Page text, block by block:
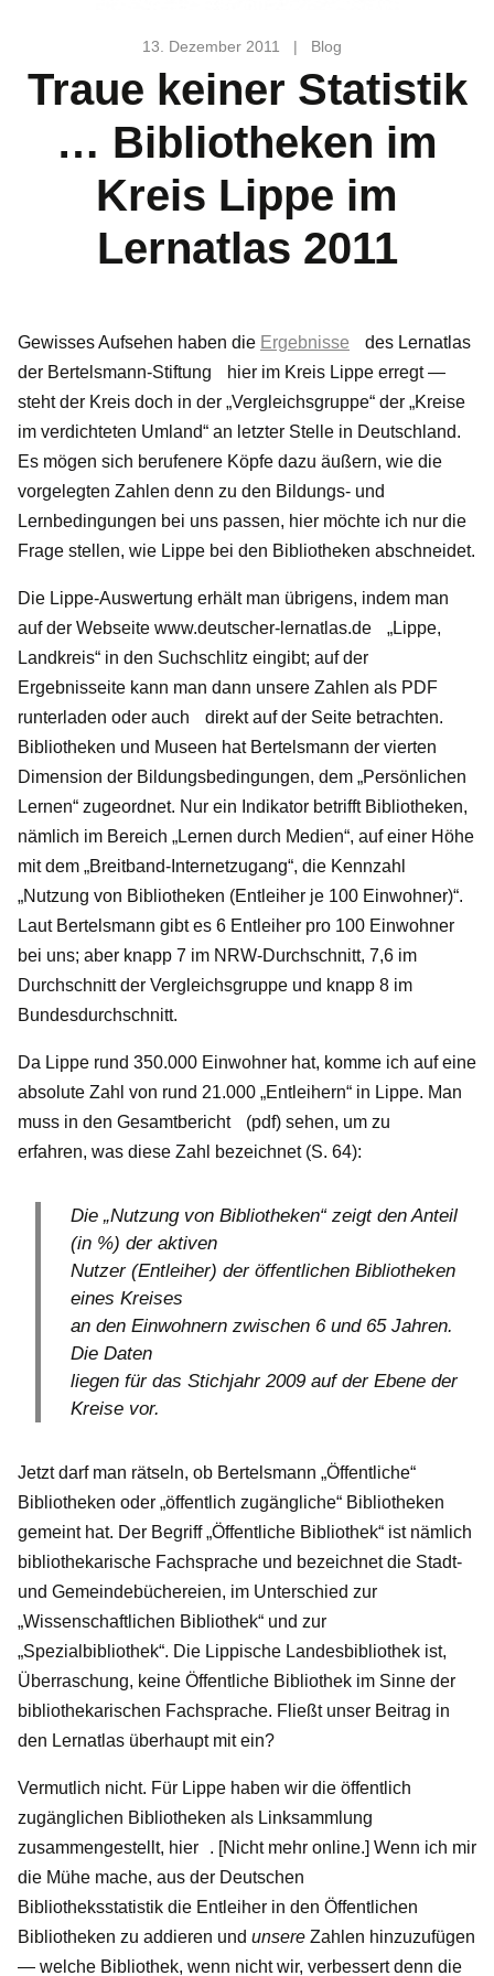
13. Dezember 2011 | Blog
Traue keiner Statistik
… Bibliotheken im
Kreis Lippe im
Lernatlas 2011
Gewisses Aufsehen haben die Ergebnisse desLernatlas
der Bertelsmann-Stiftung
hier im Kreis Lippe erregt —
steht der Kreis doch in der „Vergleichsgruppe“ der „Kreise
im verdichteten Umland“ an letzter Stelle in Deutschland.
Es mögen sich berufenere Köpfe dazu äußern, wie die
vorgelegten Zahlen denn zu den Bildungs- und
Lernbedingungen bei uns passen, hier möchte ich nur die
Frage stellen, wie Lippe bei den Bibliotheken abschneidet.
Die Lippe-Auswertung erhält man übrigens, indem man
auf der Webseite www.deutscher-lernatlas.de
„Lippe,
Landkreis“ in den Suchschlitz eingibt; auf der
Ergebnisseite kann man dann unsere Zahlen als PDF
runterladen oder auch
direkt auf der Seite betrachten.
Bibliotheken und Museen hat Bertelsmann der vierten
Dimension der Bildungsbedingungen, dem „Persönlichen
Lernen“ zugeordnet. Nur ein Indikator betrifft Bibliotheken,
nämlich im Bereich „Lernen durch Medien“, auf einer Höhe
mit dem „Breitband-Internetzugang“, die Kennzahl
„Nutzung von Bibliotheken (Entleiher je 100 Einwohner)“.
Laut Bertelsmann gibt es 6 Entleiher pro 100 Einwohner
bei uns; aber knapp 7 im NRW-Durchschnitt, 7,6 im
Durchschnitt der Vergleichsgruppe und knapp 8 im
Bundesdurchschnitt.
Da Lippe rund 350.000 Einwohner hat, komme ich auf eine
absolute Zahl von rund 21.000 „Entleihern“ in Lippe. Man
muss in den Gesamtbericht
(pdf) sehen, um zu
erfahren, was diese Zahl bezeichnet (S. 64):
Die „Nutzung von Bibliotheken“ zeigt den Anteil
(in %) der aktiven
Nutzer (Entleiher) der öffentlichen Bibliotheken
eines Kreises
an den Einwohnern zwischen 6 und 65 Jahren.
Die Daten
liegen für das Stichjahr 2009 auf der Ebene der
Kreise vor.
Jetzt darf man rätseln, ob Bertelsmann „Öffentliche“
Bibliotheken oder „öffentlich zugängliche“ Bibliotheken
gemeint hat. Der Begriff „Öffentliche Bibliothek“ ist nämlich
bibliothekarische Fachsprache und bezeichnet die Stadt-
und Gemeindebüchereien, im Unterschied zur
„Wissenschaftlichen Bibliothek“ und zur
„Spezialbibliothek“. Die Lippische Landesbibliothek ist,
Überraschung, keine Öffentliche Bibliothek im Sinne der
bibliothekarischen Fachsprache. Fließt unser Beitrag in
den Lernatlas überhaupt mit ein?
Vermutlich nicht. Für Lippe haben wir die öffentlich
zugänglichen Bibliotheken als Linksammlung
zusammengestellt, hier
. [Nicht mehr online.] Wenn ich mir
die Mühe mache, aus der Deutschen
Bibliotheksstatistik die Entleiher in den Öffentlichen
Bibliotheken zu addieren und unsere Zahlen hinzuzufügen
— welche Bibliothek, wenn nicht wir, verbessert denn die